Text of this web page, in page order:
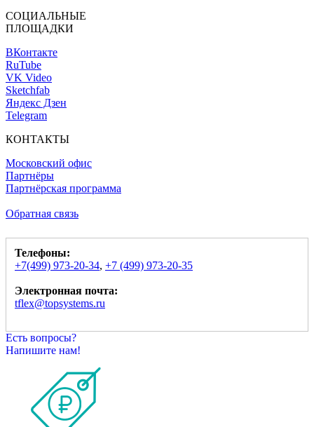
СОЦИАЛЬНЫЕ
ПЛОЩАДКИ
ВКонтакте
RuTube
VK Video
Sketchfab
Яндекс Дзен
Telegram
КОНТАКТЫ
Московский офис
Партнёры
Партнёрская программа
Обратная связь
Телефоны:
+7(499) 973-20-34, +7 (499) 973-20-35
Электронная почта:
tflex@topsystems.ru
Есть вопросы?
Напишите нам!